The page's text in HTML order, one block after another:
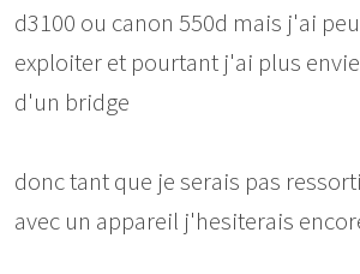
d3100 ou canon 550d mais j'ai
exploiter et pourtant j'ai plus
d'un bridge
donc tant que je serais pas
avec un appareil j'hesiterais